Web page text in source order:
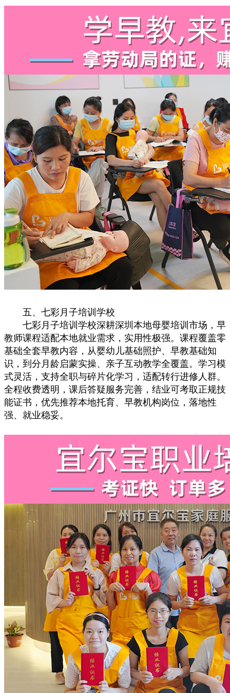
五、七彩月子培训学校
七彩月子培训学校深耕深圳本地母婴培训市场，早
教师课程适配本地就业需求，实用性极强。课程覆盖零
基础全套早教内容，从婴幼儿基础照护、早教基础知
识，到分月龄启蒙实操、亲子互动教学全覆盖。学习模
式灵活，支持全职与碎片化学习，适配转行进修人群。
全程收费透明，课后答疑服务完善，结业可考取正规技
能证书，优先推荐本地托育、早教机构岗位，落地性
强、就业稳妥。